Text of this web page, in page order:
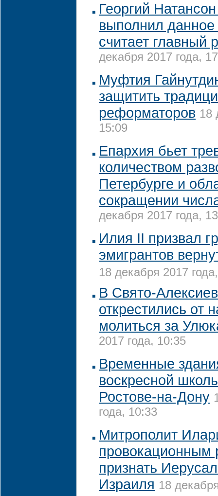
Георгий
выполнил
считает главный
декабря 2017 года,
Муфтия
защитить
реформаторов 18
15:09
Епархия бьет
количеством
Петербурге и
сокращении
декабря 2017 года,
Илия II призвал
эмигрантов
18 декабря 2017
В Свято-
открестились от
молиться за
2017 года, 10:35
Временные
воскресной
Ростове-на-Дону
года, 10:33
Митрополит
признать
Израиля 18